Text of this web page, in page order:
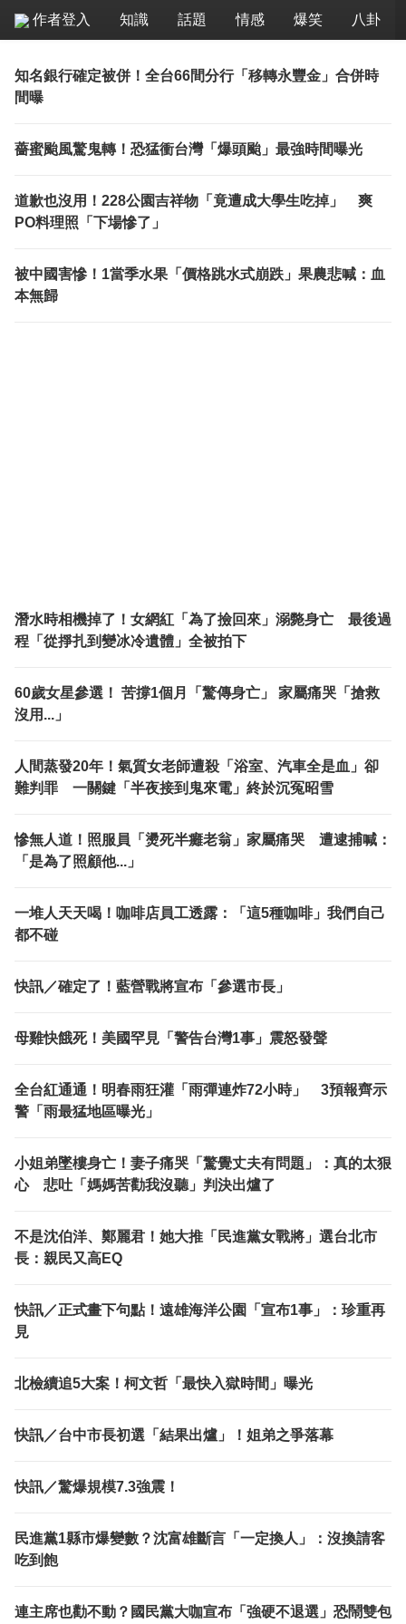
作者登入 知識 話題 情感 爆笑 八卦
知名銀行確定被併！全台66間分行「移轉永豐金」合併時
間曝
薔蜜颱風驚鬼轉！恐猛衝台灣「爆頭颱」最強時間曝光
道歉也沒用！228公園吉祥物「竟遭成大學生吃掉」 爽
PO料理照「下場慘了」
被中國害慘！1當季水果「價格跳水式崩跌」果農悲喊：血
本無歸
潛水時相機掉了！女網紅「為了撿回來」溺斃身亡 最後過
程「從掙扎到變冰冷遺體」全被拍下
60歲女星參選！ 苦撐1個月「驚傳身亡」 家屬痛哭「搶救
沒用...」
人間蒸發20年！氣質女老師遭殺「浴室、汽車全是血」卻
難判罪 一關鍵「半夜接到鬼來電」終於沉冤昭雪
慘無人道！照服員「燙死半癱老翁」家屬痛哭 遭逮捕喊：
「是為了照顧他...」
一堆人天天喝！咖啡店員工透露：「這5種咖啡」我們自己
都不碰
快訊／確定了！藍營戰將宣布「參選市長」
母雞快餓死！美國罕見「警告台灣1事」震怒發聲
全台紅通通！明春雨狂灌「雨彈連炸72小時」 3預報齊示
警「雨最猛地區曝光」
小姐弟墜樓身亡！妻子痛哭「驚覺丈夫有問題」：真的太狠
心 悲吐「媽媽苦勸我沒聽」判決出爐了
不是沈伯洋、鄭麗君！她大推「民進黨女戰將」選台北市
長：親民又高EQ
快訊／正式畫下句點！遠雄海洋公園「宣布1事」：珍重再
見
北檢續追5大案！柯文哲「最快入獄時間」曝光
快訊／台中市長初選「結果出爐」！姐弟之爭落幕
快訊／驚爆規模7.3強震！
民進黨1縣市爆變數？沈富雄斷言「一定換人」：沒換請客
吃到飽
連主席也勸不動？國民黨大咖宣布「強硬不退選」恐鬧雙包